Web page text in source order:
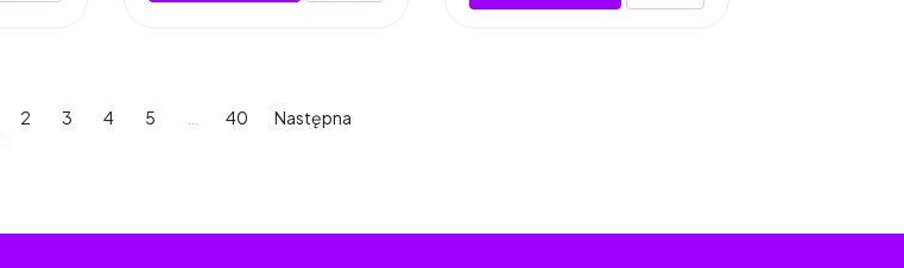
2 3 4 5 40 Następna